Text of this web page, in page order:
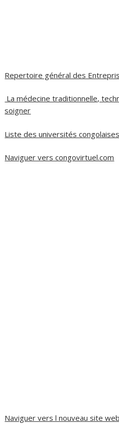
Repertoire général des
La médecine traditionnelle,
soigner
Liste des universités congolaises
Naviguer vers congovirtuel.com
Naviguer vers l nouveau site